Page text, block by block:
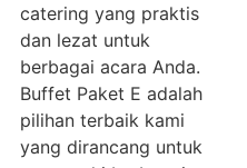
catering yang praktis
dan lezat untuk
berbagai acara Anda.
Buffet Paket E adalah
pilihan terbaik kami
yang dirancang untuk